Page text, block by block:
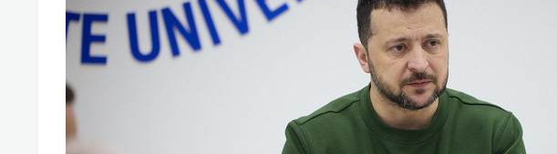
Оставить шум за волной: как
строят тишину в казанском
ЖК «Заря»
Психотерапевт «Фороса»:
«Директорский невроз» –
когда человек не считает
свою сверхнагрузку
стрессом»